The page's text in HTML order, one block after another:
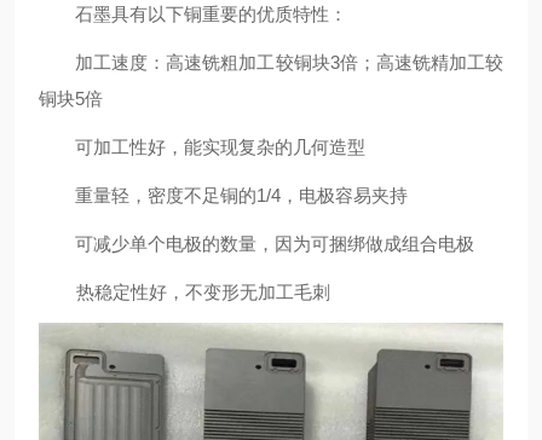
石墨具有以下铜重要的优质特性：
加工速度：高速铣粗加工较铜块3倍；高速铣精加工较
铜块5倍
可加工性好，能实现复杂的几何造型
重量轻，密度不足铜的1/4，电极容易夹持
可减少单个电极的数量，因为可捆绑做成组合电极
热稳定性好，不变形无加工毛刺